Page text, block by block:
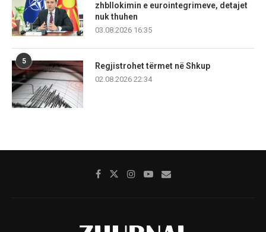
zhbllokimin e eurointegrimeve, detajet
nuk thuhen
03.08.2026 16:35
5
Regjistrohet tërmet në Shkup
02.08.2026 22:34